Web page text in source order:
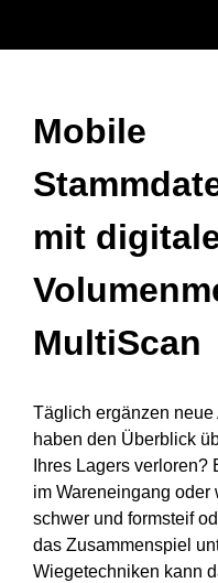
Mobile
mit
MultiScan
Täglich ergänzen
haben den Überblick
Ihres Lagers
im Wareneingang oder
schwer und formsteif
das Zusammenspiel
Wiegetechniken kann